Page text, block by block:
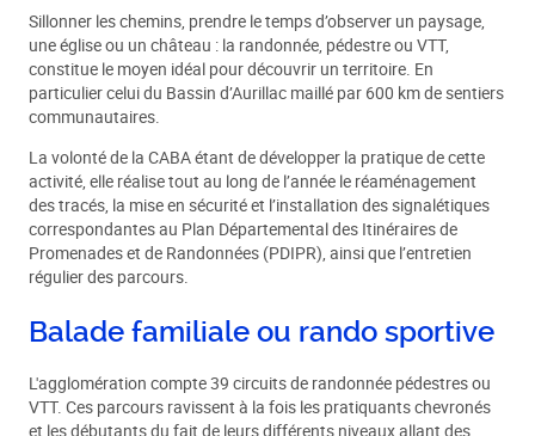
Sillonner les chemins, prendre le temps d’observer un paysage,
une église ou un château : la randonnée, pédestre ou VTT,
constitue le moyen idéal pour découvrir un territoire. En
particulier celui du Bassin d’Aurillac maillé par 600 km de sentiers
communautaires.
La volonté de la CABA étant de développer la pratique de cette
activité, elle réalise tout au long de l’année le réaménagement
des tracés, la mise en sécurité et l’installation des signalétiques
correspondantes au Plan Départemental des Itinéraires de
Promenades et de Randonnées (PDIPR), ainsi que l’entretien
régulier des parcours.
Balade familiale ou rando sportive
L'agglomération compte 39 circuits de randonnée pédestres ou
VTT. Ces parcours ravissent à la fois les pratiquants chevronés
et les débutants du fait de leurs différents niveaux allant des